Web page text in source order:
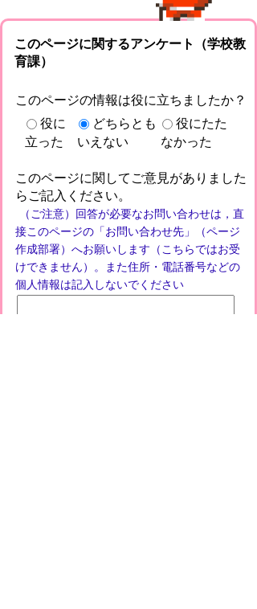
このページに関するアンケート（学校教
育課）
このページの情報は役に立ちましたか？
役に
立った
どちらとも
いえない
役にたた
なかった
このページに関してご意見がありました
らご記入ください。
（ご注意）回答が必要なお問い合わせは，直
接このページの「お問い合わせ先」（ページ
作成部署）へお願いします（こちらではお受
けできません）。また住所・電話番号などの
個人情報は記入しないでください